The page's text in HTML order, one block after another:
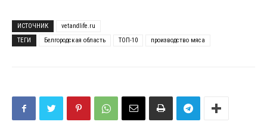
ИСТОЧНИК
vetandlife.ru
ТЕГИ
Белгородская область ТОП-10 производство мяса